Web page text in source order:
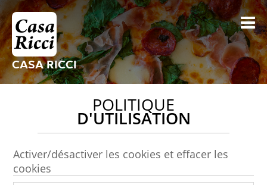
CASA RICCI
POLITIQUE
D'UTILISATION
Activer/désactiver les cookies et effacer les
cookies